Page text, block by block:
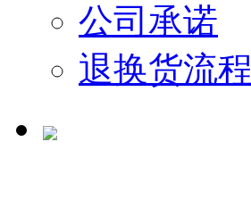
公司承诺
退换货流程